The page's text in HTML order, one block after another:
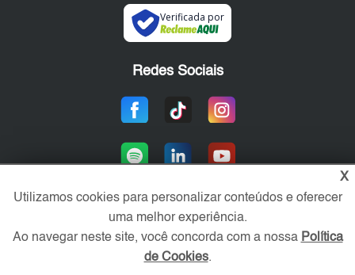
Verificada por
Redes Sociais
Área exclusiva aos anunciantes,
acesse sua conta:
X
Utilizamos cookies para personalizar conteúdos e oferecer
uma melhor experiência.
Ao navegar neste site, você concorda com a nossa Política
de Cookies.